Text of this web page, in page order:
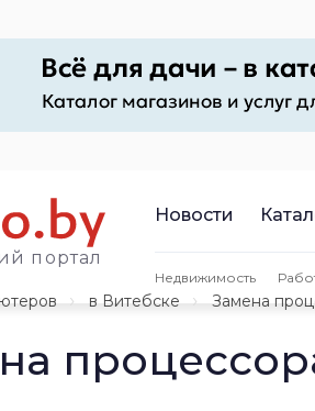
портал
Новости
Недвижимость
в Витебске Замена